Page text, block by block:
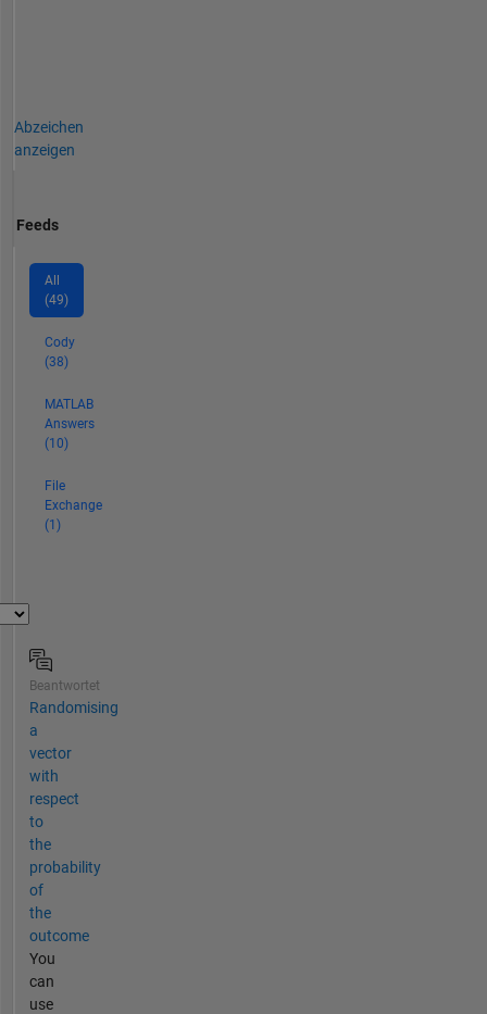
Abzeichen
anzeigen
Feeds
All
(49)
Cody
(38)
MATLAB
Answers
(10)
File
Exchange
(1)
Beantwortet
Randomising
a
vector
with
respect
to
the
probability
of
the
outcome
You
can
use